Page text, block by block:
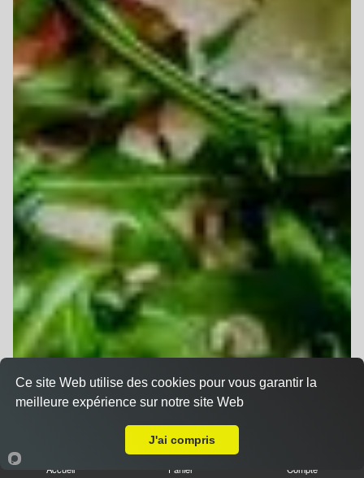
Accueil Panier Compte
Ce site Web utilise des cookies pour vous garantir la
meilleure expérience sur notre site Web
J'ai compris